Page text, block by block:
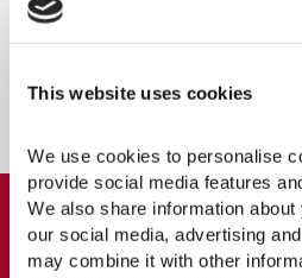
This website uses cookies
We use cookies to personalise
provide social media features
We also share information
our social media, advertising
may combine it with other
Tarifs à partir de€422/